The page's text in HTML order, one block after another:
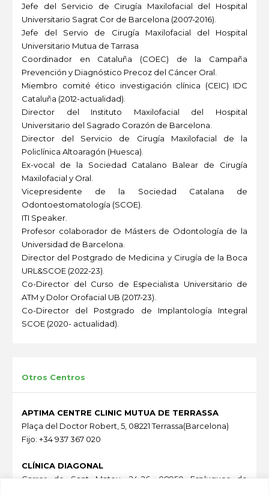
Jefe del Servicio de Cirugía Maxilofacial del Hospital
Universitario Sagrat Cor de Barcelona (2007-2016).
Jefe del Servio de Cirugía Maxilofacial del Hospital
Universitario Mutua de Tarrasa
Coordinador en Cataluña (COEC) de la Campaña
Prevención y Diagnóstico Precoz del Cáncer Oral.
Miembro comité ético investigación clínica (CEIC) IDC
Cataluña (2012-actualidad).
Director del Instituto Maxilofacial del Hospital
Universitario del Sagrado Corazón de Barcelona.
Director del Servicio de Cirugía Maxilofacial de la
Policlínica Altoaragón (Huesca).
Ex-vocal de la Sociedad Catalano Balear de Cirugía
Maxilofacial y Oral.
Vicepresidente de la Sociedad Catalana de
Odontoestomatología (SCOE).
ITI Speaker.
Profesor colaborador de Másters de Odontología de la
Universidad de Barcelona.
Director del Postgrado de Medicina y Cirugía de la Boca
URL&SCOE (2022-23).
Co-Director del Curso de Especialista Universitario de
ATM y Dolor Orofacial UB (2017-23).
Co-Director del Postgrado de Implantología Integral
SCOE (2020- actualidad).
Otros Centros
APTIMA CENTRE CLINIC MUTUA DE TERRASSA
Plaça del Doctor Robert, 5, 08221 Terrassa(Barcelona)
Fijo: +34 937 367 020
CLÍNICA DIAGONAL
Carrer de Sant Mateu, 24-26, 08950 Esplugues de